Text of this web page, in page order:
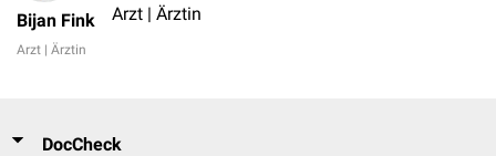
Bijan Fink
Arzt | Ärztin
Arzt | Ärztin
DocCheck